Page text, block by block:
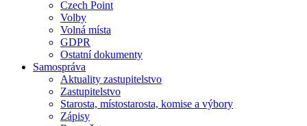
Czech Point
Volby
Volná místa
GDPR
Ostatní dokumenty
Samospráva
Aktuality zastupitelstvo
Zastupitelstvo
Starosta, místostarosta, komise a výbory
Zápisy